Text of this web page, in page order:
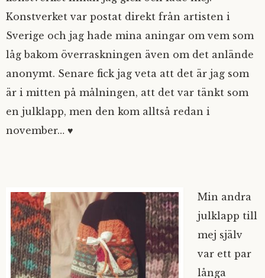
Konstverket var postat direkt från artisten i
Sverige och jag hade mina aningar om vem som
låg bakom överraskningen även om det anlände
anonymt. Senare fick jag veta att det är jag som
är i mitten på målningen, att det var tänkt som
en julklapp, men den kom alltså redan i
november… ♥
Min andra
julklapp till
mej själv
var ett par
långa